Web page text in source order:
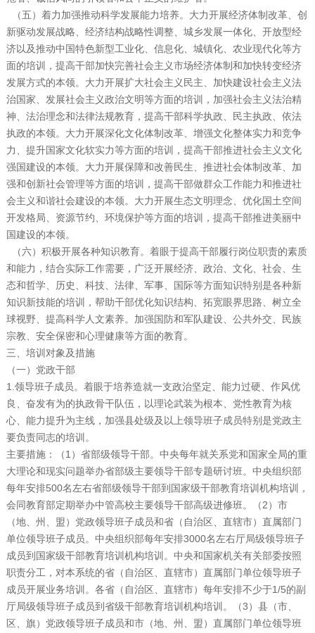
（五）着力加强推动科学发展能力培养。大力开展经济体制改革、创
新驱动发展战略、经济结构战略性调整、城乡发展一体化、开放型经
济以及推动中国特色新型工业化、信息化、城镇化、农业现代化等方
面的培训，提高干部加快完善社会主义市场经济体制和加快转变经济
发展方式的本领。大力开展扩大社会主义民主、加快建设社会主义法
治国家、发展社会主义政治文明等方面的培训，加强社会主义法治精
神、法治理念和法律法规教育，提高干部科学执政、民主执政、依法
执政的本领。大力开展深化文化体制改革、增强文化整体实力和竞争
力、提升国家文化软实力等方面的培训，提高干部推进社会主义文化
强国建设的本领。大力开展保障和改善民生、推进社会体制改革、加
强和创新社会管理等方面的培训，提高干部做群众工作能力和推进社
会主义和谐社会建设的本领。大力开展生态文明理念、优化国土空间
开发格局、资源节约、环境保护等方面的培训，提高干部推进美丽中
国建设的本领。
（六）积极开展各种知识教育。着眼于提高干部履行岗位职责的素质
和能力，结合实际工作需要，广泛开展经济、政治、文化、社会、生
态和哲学、历史、科技、法律、军事、国际等方面知识特别是各种新
知识新技能的培训，帮助干部优化知识结构、拓宽眼界思路、树立全
球视野、提高科学人文素养。加强国防和军队建设、公共外交、民族
宗教、安全保密和心理健康等方面的教育。
三、培训对象及措施
（一）党政干部
1.领导班子成员。着眼于培养造就一支政治坚定、能力过硬、作风优
良、奋发有为的执政骨干队伍，以理论武装为根本、党性教育为核
心、能力提升为主线，加强县处级及以上领导班子成员特别是党政主
要负责同志的培训。
主要措施：（1）省部级领导干部。中央每年就关系党和国家全局的重
大理论和现实问题举办省部级主要领导干部专题研讨班。中央组织部
每年安排500名左右省部级领导干部到国家级干部教育培训机构培训，
会同教育部定期举办中管高校主要领导干部高级进修班。（2）市
（地、州、盟）党政领导班子成员和省（自治区、直辖市）直属部门
单位领导班子成员。中央组织部每年安排3000名左右厅局级领导班子
成员到国家级干部教育培训机构培训。中央和国家机关有关部委按照
职责分工，对本系统的省（自治区、直辖市）直属部门单位领导班子
成员开展业务培训。各省（自治区、直辖市）每年安排不少于1/5的副
厅局级领导班子成员到省级干部教育培训机构培训。（3）县（市、
区、旗）党政领导班子成员和市（地、州、盟）直属部门单位领导班